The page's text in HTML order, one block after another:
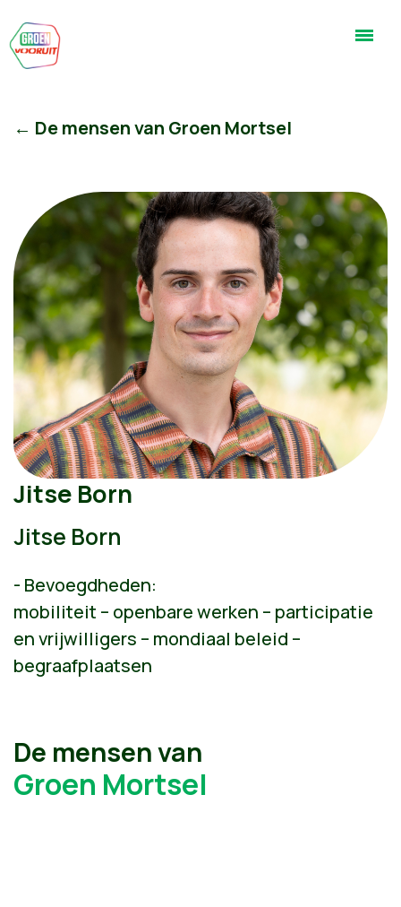
← De mensen van Groen Mortsel
Jitse Born
Jitse Born
- Bevoegdheden:
mobiliteit – openbare werken – participatie
en vrijwilligers – mondiaal beleid –
begraafplaatsen
De mensen van
Groen Mortsel